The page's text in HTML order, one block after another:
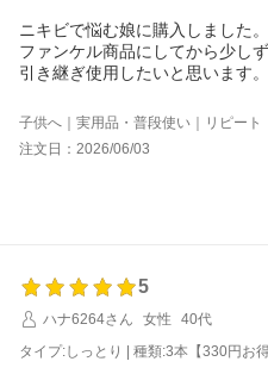
ニキビで悩む娘に購入しました。
ファンケル商品にしてから少し
引き継ぎ使用したいと思います。
子供へ｜実用品・普段使い｜リピート
注文日：2026/06/03
5
ハナ6264さん
女性
40代
タイプ:しっとり | 種類:3本【330円お得